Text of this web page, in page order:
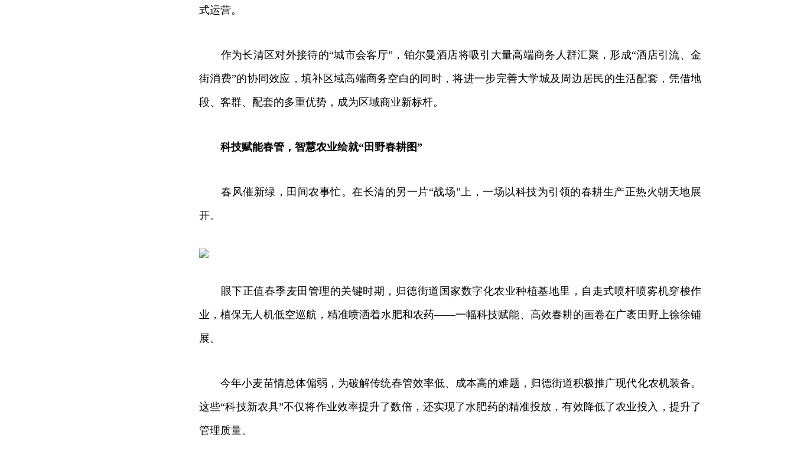
式运营。
作为长清区对外接待的“城市会客厅”，铂尔曼酒店将吸引大量高端商务人群汇聚，形成“酒店引流、金
街消费”的协同效应，填补区域高端商务空白的同时，将进一步完善大学城及周边居民的生活配套，凭借地
段、客群、配套的多重优势，成为区域商业新标杆。
科技赋能春管，智慧农业绘就“田野春耕图”
春风催新绿，田间农事忙。在长清的另一片“战场”上，一场以科技为引领的春耕生产正热火朝天地展
开。
眼下正值春季麦田管理的关键时期，归德街道国家数字化农业种植基地里，自走式喷杆喷雾机穿梭作
业，植保无人机低空巡航，精准喷洒着水肥和农药——一幅科技赋能、高效春耕的画卷在广袤田野上徐徐铺
展。
今年小麦苗情总体偏弱，为破解传统春管效率低、成本高的难题，归德街道积极推广现代化农机装备。
这些“科技新农具”不仅将作业效率提升了数倍，还实现了水肥药的精准投放，有效降低了农业投入，提升了
管理质量。